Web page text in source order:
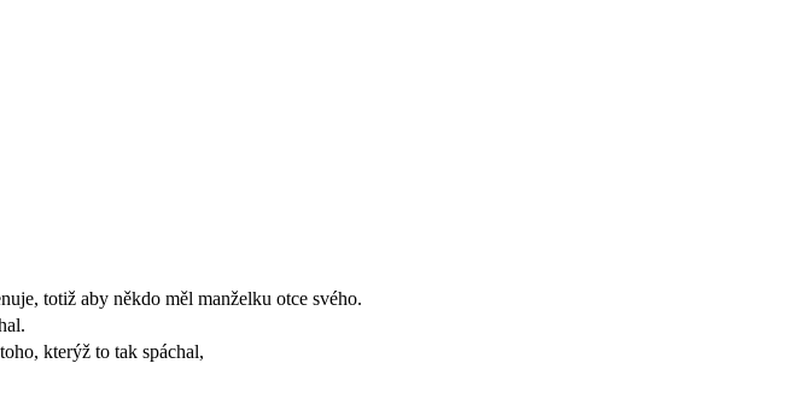
totiž aby někdo měl manželku otce svého.
kterýž to tak spáchal,